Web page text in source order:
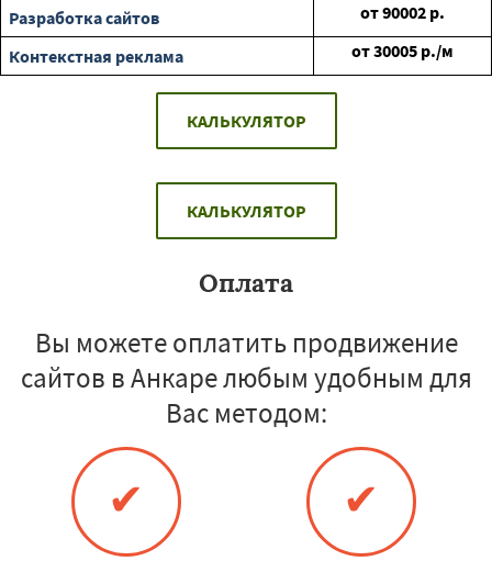
Разработка сайтов
от90002 р.
Контекстная реклама
от30005 р./м
КАЛЬКУЛЯТОР
КАЛЬКУЛЯТОР
Оплата
Вы можете оплатить продвижение
сайтов в Анкаре любым удобным для
Вас методом:
✔ ✔